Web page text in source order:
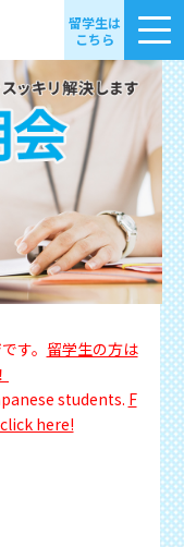
留学生は
こちら
す。 留学生の方は
students. F
here!